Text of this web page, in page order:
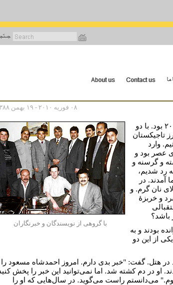
۰۸ فوریه ۲۰۱۰ - ۱۹ بهمن ۱۳۸۸
با گروهی از نویسندگان و خبرنگاران
روز هشتم سپتامبر ۲۰۰۱ بود. با دو
تاجیکستان
وارد
عصر بود و
و گرسنه و
رد شدیم،
آمدند. در
نان گرم. و
و خربزۀ
باشد؟
بودند و به
از این دو
در هتل. گفت: "خبر بدی دارم. امروز احمدشاه مسعود را
او در دم کشته شد. اما نمی‌توانید این خبر را پخش
می‌دانستم راست می‌گوید. در سال‌هایی که او را